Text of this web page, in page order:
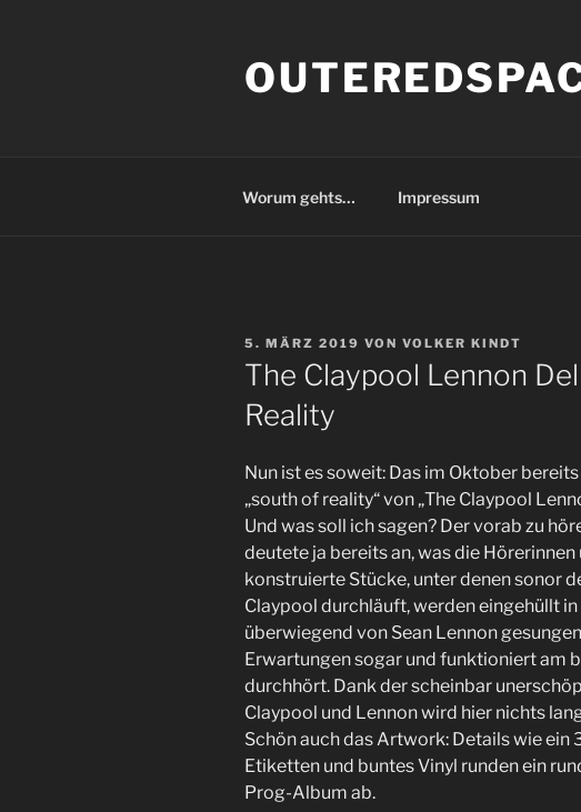
Worum gehts… Impressum
VERÖFFENTLICHT
AM
5. MÄRZ 2019 VON VOLKER KINDT
The Claypool Lennon
Reality
Nun ist es soweit: Das im Oktober
„south of reality“ von „The Claypool
Und was soll ich sagen? Der vorab zu
deutete ja bereits an, was die
konstruierte Stücke, unter denen sonor
Claypool durchläuft, werden eingehüllt
überwiegend von Sean Lennon
Erwartungen sogar und funktioniert am
durchhört. Dank der scheinbar
Claypool und Lennon wird hier nichts
Schön auch das Artwork: Details wie ein
Etiketten und buntes Vinyl runden ein
Prog-Album ab.